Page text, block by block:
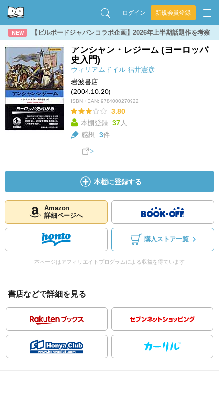
ログイン 新規会員登録
NEW 【ビルボードジャパンコラボ企画】2026年上半期話題作を考察
アンシャン・レジーム (ヨーロッパ
史入門)
ウィリアムドイル 福井憲彦
岩波書店
(2004.10.20)
ISBN・EAN: 9784000270922
3.80
本棚登録: 37人
感想: 3件
本棚に登録する
Amazon
詳細ページへ
購入ストア一覧
本ページはアフィリエイトプログラムによる収益を得ています
書店などで詳細を見る